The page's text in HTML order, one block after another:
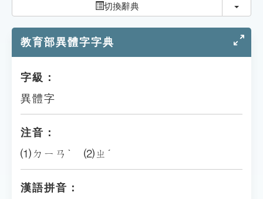
貓頭鷹博士
切換辭典 切換
教育部異體字字典
字級：
異體字
注音：
⑴ㄉㄧㄢˋ ⑵ㄓˊ
漢語拼音：